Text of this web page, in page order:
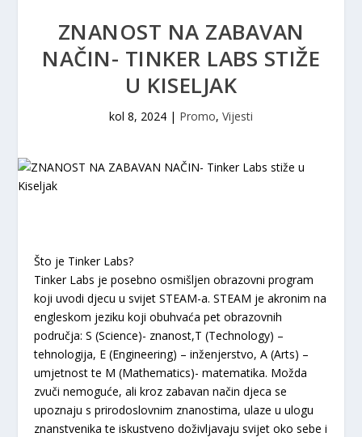
ZNANOST NA ZABAVAN
NAČIN- TINKER LABS STIŽE
U KISELJAK
kol 8, 2024 | Promo, Vijesti
Što je Tinker Labs?
Tinker Labs je posebno osmišljen obrazovni program
koji uvodi djecu u svijet STEAM-a. STEAM je akronim na
engleskom jeziku koji obuhvaća pet obrazovnih
područja: S (Science)- znanost,T (Technology) –
tehnologija, E (Engineering) – inženjerstvo, A (Arts) –
umjetnost te M (Mathematics)- matematika. Možda
zvuči nemoguće, ali kroz zabavan način djeca se
upoznaju s prirodoslovnim znanostima, ulaze u ulogu
znanstvenika te iskustveno doživljavaju svijet oko sebe i